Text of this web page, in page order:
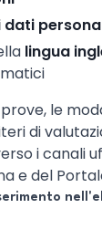
dati
lingua
le
di
i canali
e del